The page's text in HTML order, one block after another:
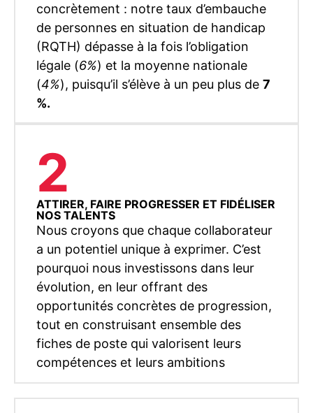
concrètement : notre taux d’embauche
de personnes en situation de handicap
(RQTH) dépasse à la fois l’obligation
légale (6%) et la moyenne nationale
(4%), puisqu’il s’élève à un peu plus de 7
%.
2
ATTIRER, FAIRE PROGRESSER ET FIDÉLISER
NOS TALENTS
Nous croyons que chaque collaborateur
a un potentiel unique à exprimer. C’est
pourquoi nous investissons dans leur
évolution, en leur offrant des
opportunités concrètes de progression,
tout en construisant ensemble des
fiches de poste qui valorisent leurs
compétences et leurs ambitions